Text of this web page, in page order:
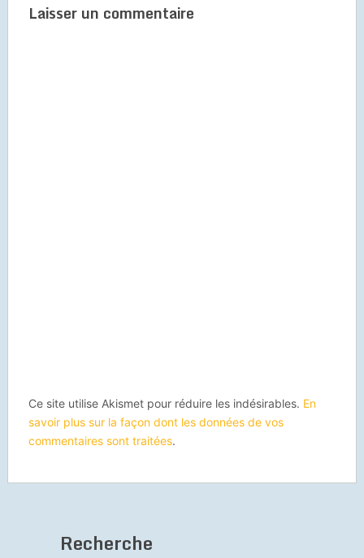
Laisser un commentaire
Ce site utilise Akismet pour réduire les indésirables. En
savoir plus sur la façon dont les données de vos
commentaires sont traitées.
Recherche